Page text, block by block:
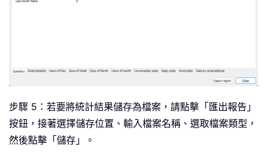
步驟 5：若要將統計結果儲存為檔案，請點擊「匯出報告」
按鈕，接著選擇儲存位置、輸入檔案名稱、選取檔案類型，
然後點擊「儲存」。